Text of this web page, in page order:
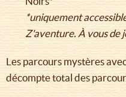
*uniquement
Z'aventure. À vous de
Les parcours mystères
décompte total des